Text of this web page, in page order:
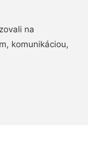
na
komunikáciou,